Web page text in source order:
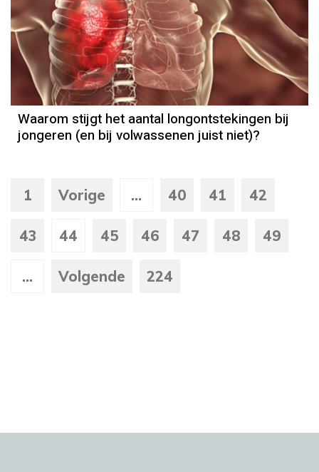
Waarom stijgt het aantal longontstekingen bij
jongeren (en bij volwassenen juist niet)?
1 Vorige ... 40 41 42
43 44 45 46 47 48 49
... Volgende 224